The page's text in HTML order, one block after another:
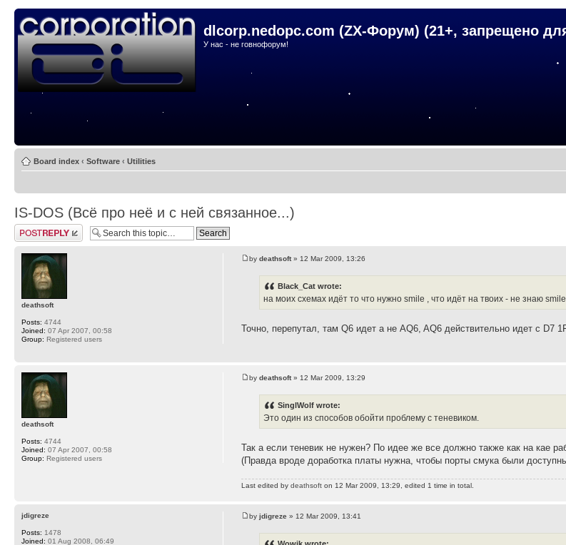
dlcorp.nedopc.com (ZX-Форум) (21+, запрещено
У нас - не говнофорум!
Board index ‹ Software ‹ Utilities
IS-DOS (Всё про неё и с ней связанное...)
Post a reply
bydeathsoft» 12 Mar 2009, 13:26
Black_Cat wrote:
на моих схемах идёт то что нужно smile , что идёт на твоих - не знаю
Точно, перепутал, там Q6 идет а не AQ6, AQ6 действительно идет с D7
deathsoft
Posts: 4744
Joined: 07 Apr 2007, 00:58
Group: Registered users
bydeathsoft» 12 Mar 2009, 13:29
SinglWolf wrote:
Это один из способов обойти проблему с теневиком.
Так а если теневик не нужен? По идее же все должно также как на кае
(Правда вроде доработка платы нужна, чтобы порты смука были
Last edited bydeathsoft on 12 Mar 2009, 13:29, edited 1 time in total.
deathsoft
Posts: 4744
Joined: 07 Apr 2007, 00:58
Group: Registered users
byjdigreze » 12 Mar 2009, 13:41
jdigreze
Posts: 1478
Joined: 01 Aug 2008, 06:49